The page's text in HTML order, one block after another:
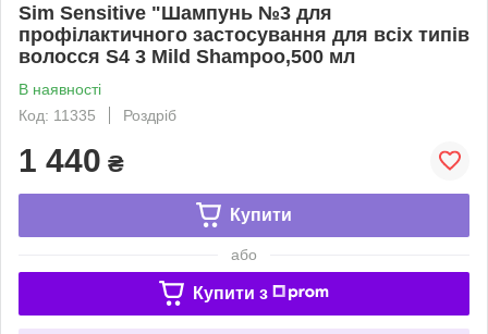
Sim Sensitive "Шампунь №3 для
профілактичного застосування для всіх типів
волосся S4 3 Mild Shampoo,500 мл
В наявності
Код: 11335
Роздріб
1 440 ₴
Купити
або
Купити з